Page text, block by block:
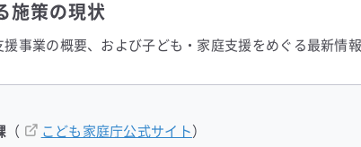
施策の現状
事業の概要、および子ども・家庭支援をめぐる最新情
（ こども家庭庁公式サイト）